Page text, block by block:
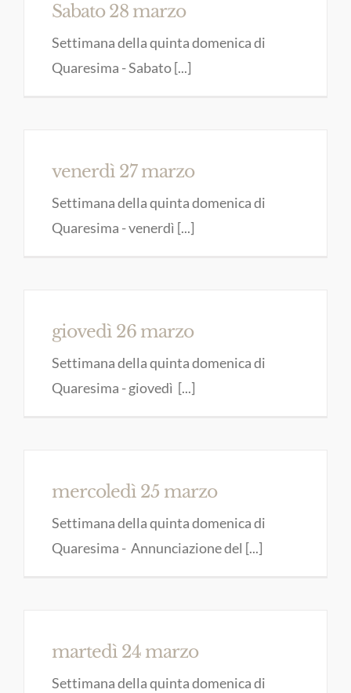
Sabato 28 marzo
Settimana della quinta domenica di
Quaresima - Sabato [...]
venerdì 27 marzo
Settimana della quinta domenica di
Quaresima - venerdì [...]
giovedì 26 marzo
Settimana della quinta domenica di
Quaresima - giovedì [...]
mercoledì 25 marzo
Settimana della quinta domenica di
Quaresima - Annunciazione del [...]
martedì 24 marzo
Settimana della quinta domenica di